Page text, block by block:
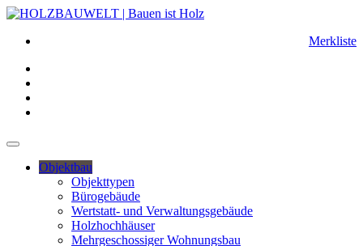
Merkliste
Objektbau
Objekttypen
Bürogebäude
Wertstatt- und Verwaltungsgebäude
Holzhochhäuser
Mehrgeschossiger Wohnungsbau